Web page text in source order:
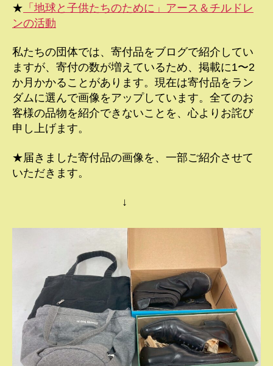
★ 「地球と子供たちのために」アース＆チルドレ
ンの活動
私たちの団体では、寄付品をブログで紹介してい
ますが、寄付の数が増えているため、掲載に1〜2
か月かかることがあります。現在は寄付品をラン
ダムに選んで画像をアップしています。全てのお
客様の品物を紹介できないことを、心よりお詫び
申し上げます。
★届きました寄付品の画像を、一部ご紹介させて
いただきます。
↓